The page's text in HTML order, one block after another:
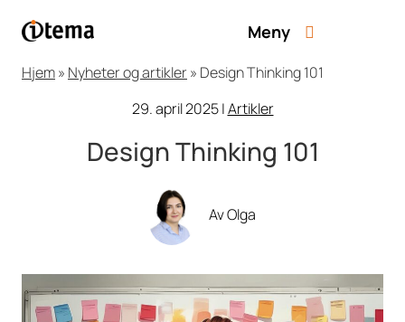
Meny
Hjem» Nyheter og artikler » Design Thinking 101
29. april 2025 |Artikler
Design Thinking 101
Av Olga